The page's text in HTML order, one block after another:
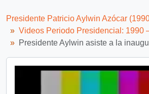
Presidente Patricio Aylwin Azócar
Videos Periodo Presidencial: 1990
Presidente Aylwin asiste a la
Video